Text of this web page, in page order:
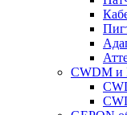
CWDM и